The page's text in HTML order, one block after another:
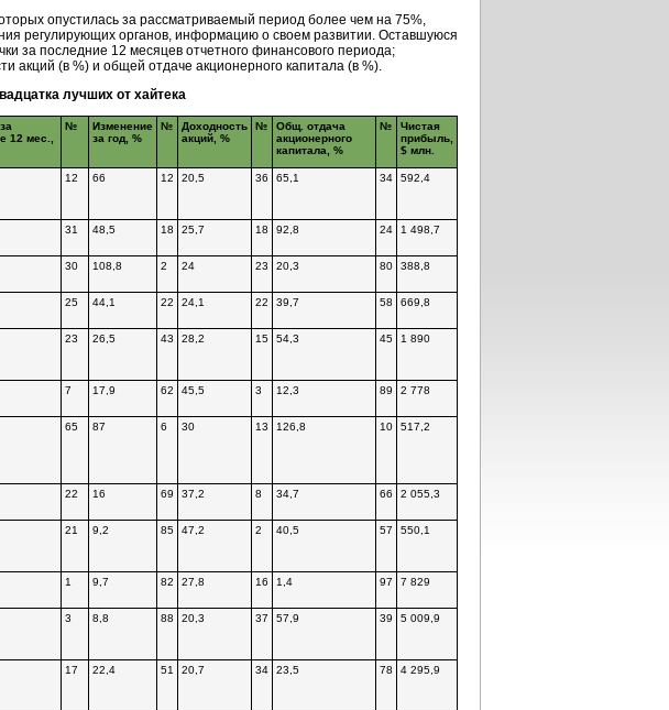
опустилась за рассматриваемый период более чем на 75%,
регулирующих органов, информацию о своем развитии. Оставшуюся
за последние 12 месяцев отчетного финансового периода;
акций (в %) и общей отдаче акционерного капитала (в %).
лучших от хайтека
12 мес.,
№
Изменение
за год, %
№
Доходность
акций, %
№
Общ. отдача
акционерного
капитала, %
№
Чистая
прибыль,
$ млн.
12 66 12 20,5 36 65,1 34 592,4
31 48,5 18 25,7 18 92,8 24 1 498,7
30 108,8 2 24 23 20,3 80 388,8
25 44,1 22 24,1 22 39,7 58 669,8
23 26,5 43 28,2 15 54,3 45 1 890
7 17,9 62 45,5 3 12,3 89 2 778
65 87 6 30 13 126,8 10 517,2
22 16 69 37,2 8 34,7 66 2 055,3
21 9,2 85 47,2 2 40,5 57 550,1
1 9,7 82 27,8 16 1,4 97 7 829
3 8,8 88 20,3 37 57,9 39 5 009,9
17 22,4 51 20,7 34 23,5 78 4 295,9